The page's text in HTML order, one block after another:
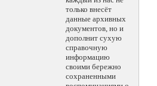
только внесёт
данные архивных
документов, но и
дополнит сухую
справочную
информацию
своими бережно
сохраненными